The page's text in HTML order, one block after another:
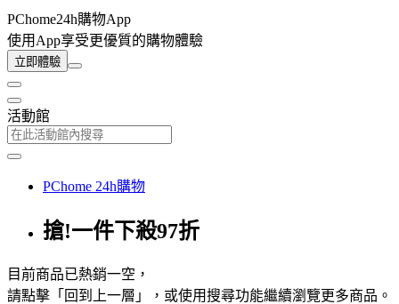
PChome24h購物App
使用App享受更優質的購物體驗
立即體驗
活動館
PChome 24h購物
搶!一件下殺97折
目前商品已熱銷一空，
請點擊「回到上一層」，或使用搜尋功能繼續瀏覽更多商品。